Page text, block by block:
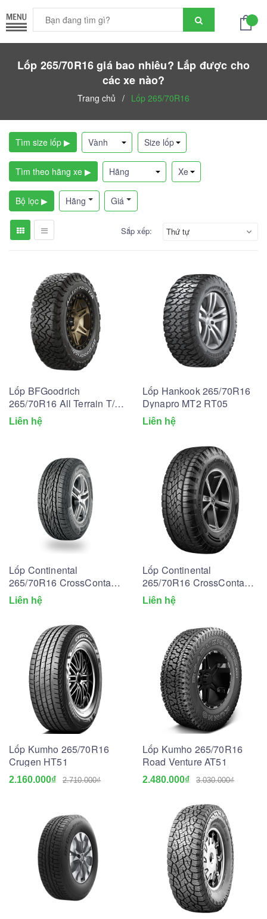
Lốp 265/70R16 giá bao nhiêu? Lắp được cho
các xe nào?
Trang chủ / Lốp 265/70R16
Tìm size lốp ▶
Tìm theo hãng xe ▶
Bộ lọc ▶ Hãng Giá
Sắp xếp: Thứ tự
Lốp BFGoodrich
265/70R16 All Terrain T/A
KO3
Liên hệ
Lốp Hankook 265/70R16
Dynapro MT2 RT05
Liên hệ
Lốp Continental
265/70R16 CrossContact
LX2
Liên hệ
Lốp Continental
265/70R16 CrossContact
AX6
Liên hệ
Lốp Kumho 265/70R16
Crugen HT51
2.160.000₫ 2.710.000₫
Lốp Kumho 265/70R16
Road Venture AT51
2.480.000₫ 3.030.000₫